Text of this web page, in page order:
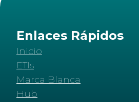
Enlaces Rápidos
Inicio
ETIs
Marca Blanca
Hub